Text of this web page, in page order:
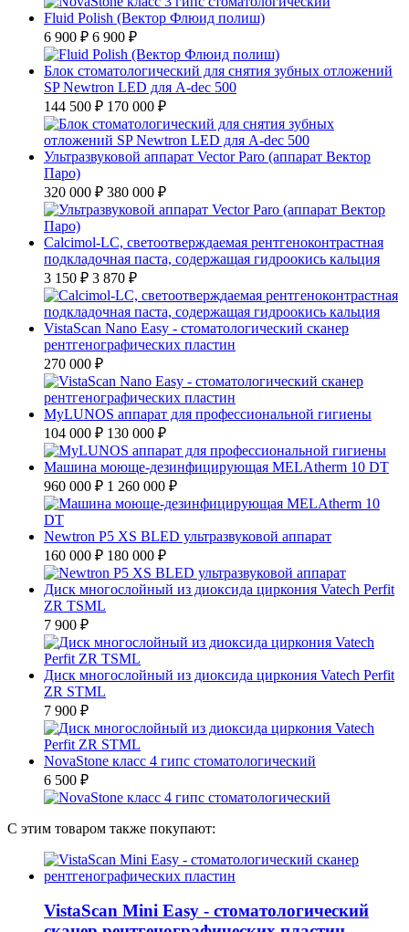
Fluid Polish (Вектор Флюид полиш)
6 900 ₽ 6 900 ₽
Блок стоматологический для снятия зубных отложений
SP Newtron LED для A-dec 500
144 500 ₽ 170 000 ₽
Ультразвуковой аппарат Vector Paro (аппарат Вектор
Паро)
320 000 ₽ 380 000 ₽
Calcimol-LC, светоотверждаемая рентгеноконтрастная
подкладочная паста, содержащая гидроокись кальция
3 150 ₽ 3 870 ₽
VistaScan Nano Easy - стоматологический сканер
рентгенографических пластин
270 000 ₽
MyLUNOS аппарат для профессиональной гигиены
104 000 ₽ 130 000 ₽
Машина моюще-дезинфицирующая MELAtherm 10 DT
960 000 ₽ 1 260 000 ₽
Newtron P5 XS BLED ультразвуковой аппарат
160 000 ₽ 180 000 ₽
Диск многослойный из диоксида циркония Vatech Perfit
ZR TSML
7 900 ₽
Диск многослойный из диоксида циркония Vatech Perfit
ZR STML
7 900 ₽
NovaStone класс 4 гипс стоматологический
6 500 ₽
С этим товаром также покупают:
VistaScan Mini Easy - стоматологический